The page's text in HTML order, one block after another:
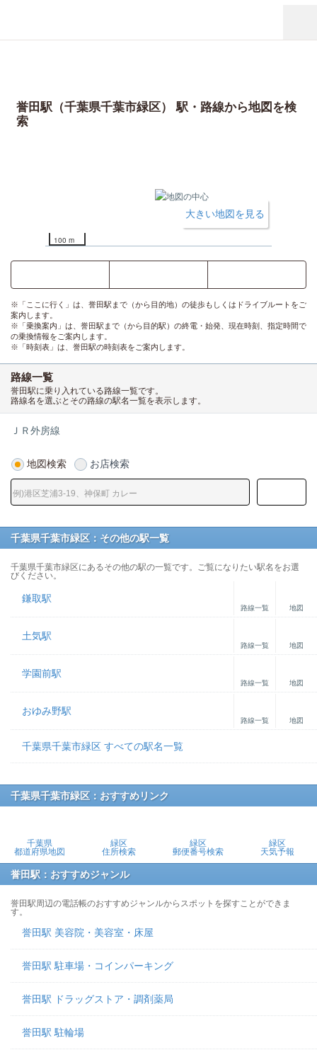
誉田駅（千葉県千葉市緑区） 駅・路線から地図を検
索
100 m
大きい地図を見る
※「ここに行く」は、誉田駅まで（から目的地）の徒歩もしくはドライブルートをご
案内します。
※「乗換案内」は、誉田駅まで（から目的駅）の終電・始発、現在時刻、指定時間で
の乗換情報をご案内します。
※「時刻表」は、誉田駅の時刻表をご案内します。
路線一覧
誉田駅に乗り入れている路線一覧です。
路線名を選ぶとその路線の駅名一覧を表示します。
ＪＲ外房線
地図検索 お店検索
千葉県千葉市緑区：その他の駅一覧
千葉県千葉市緑区にあるその他の駅の一覧です。ご覧になりたい駅名をお選
びください。
鎌取駅
路線一覧 地図
土気駅
路線一覧 地図
学園前駅
路線一覧 地図
おゆみ野駅
路線一覧 地図
千葉県千葉市緑区 すべての駅名一覧
千葉県千葉市緑区：おすすめリンク
千葉県
都道府県地図
緑区
住所検索
緑区
郵便番号検索
緑区
天気予報
誉田駅：おすすめジャンル
誉田駅周辺の電話帳のおすすめジャンルからスポットを探すことができま
す。
誉田駅 美容院・美容室・床屋
誉田駅 駐車場・コインパーキング
誉田駅 ドラッグストア・調剤薬局
誉田駅 駐輪場